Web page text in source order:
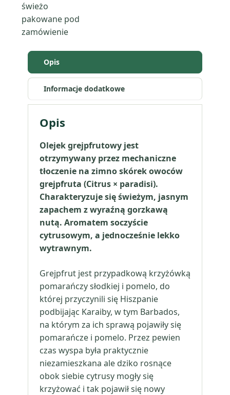
świeżo
pakowane pod
zamówienie
Opis
Informacje dodatkowe
Opis
Olejek grejpfrutowy jest
otrzymywany przez mechaniczne
tłoczenie na zimno skórek owoców
grejpfruta (Citrus × paradisi).
Charakteryzuje się świeżym, jasnym
zapachem z wyraźną gorzkawą
nutą. Aromatem soczyście
cytrusowym, a jednocześnie lekko
wytrawnym.
Grejpfrut jest przypadkową krzyżówką
pomarańczy słodkiej i pomelo, do
której przyczynili się Hiszpanie
podbijając Karaiby, w tym Barbados,
na którym za ich sprawą pojawiły się
pomarańcze i pomelo. Przez pewien
czas wyspa była praktycznie
niezamieszkana ale dziko rosnące
obok siebie cytrusy mogły się
krzyżować i tak pojawił się nowy